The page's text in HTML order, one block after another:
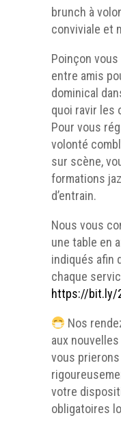
brunch à
conviviale et
Poinçon
entre amis
dominical
quoi ravir les
Pour vous
volonté
sur scène,
formations
d’entrain.
Nous vous
une table en
indiqués afin
chaque
https://bit.ly/
Nos
aux
vous
votre
obligatoires